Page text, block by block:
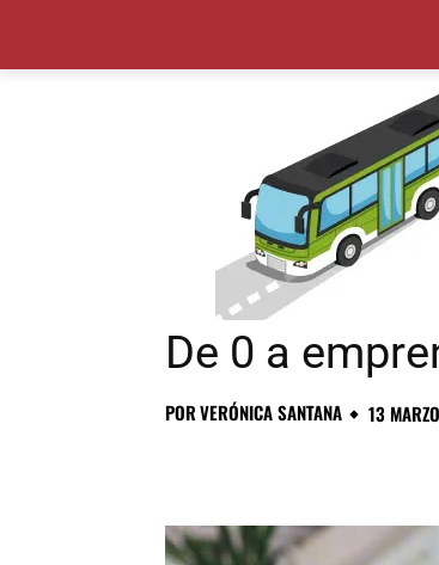
De 0 a
PORVERÓNICA SANTANA 13